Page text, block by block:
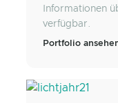
Informationen
verfügbar.
Portfolio